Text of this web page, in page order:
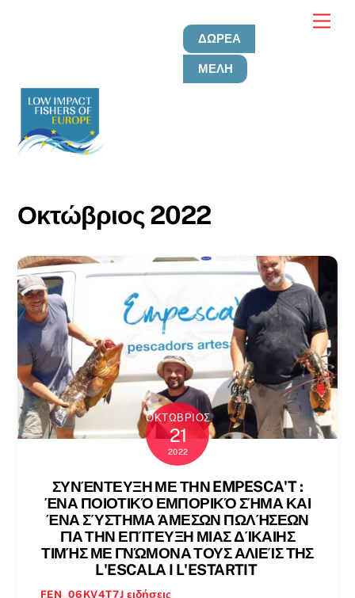
ΔΩΡΕΆ
ΜΈΛΗ
Οκτώβριος 2022
ΟΚΤΏΒΡΙΟΣ
21
2022
ΣΥΝΈΝΤΕΥΞΗ ΜΕ ΤΗΝ EMPESCA'T :
ΈΝΑ ΠΟΙΟΤΙΚΌ ΕΜΠΟΡΙΚΌ ΣΉΜΑ ΚΑΙ
ΈΝΑ ΣΎΣΤΗΜΑ ΆΜΕΣΩΝ ΠΩΛΉΣΕΩΝ
ΓΙΑ ΤΗΝ ΕΠΊΤΕΥΞΗ ΜΙΑΣ ΔΊΚΑΙΗΣ
ΤΙΜΉΣ ΜΕ ΓΝΏΜΟΝΑ ΤΟΥΣ ΑΛΙΕΊΣ ΤΗΣ
L'ESCALA I L'ESTARTIT
FEN_06KV4T7J ειδήσεις